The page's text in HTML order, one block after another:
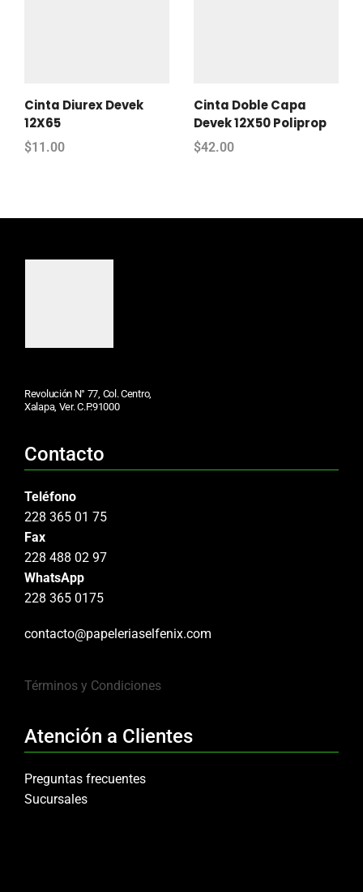
Cinta Diurex Devek
12X65
$11.00
Cinta Doble Capa
Devek 12X50 Poliprop
$42.00
Revolución N° 77, Col. Centro,
Xalapa, Ver. C.P.91000
Contacto
Teléfono
228 365 01 75
Fax
228 488 02 97
WhatsApp
228 365 0175
contacto@papeleriaselfenix.com
Términos y Condiciones
Atención a Clientes
Preguntas frecuentes
Sucursales